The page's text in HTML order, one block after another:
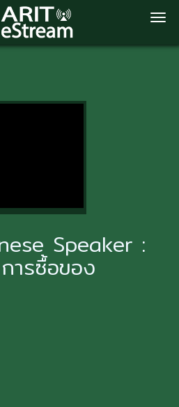
Speaker :
รซื้อของ